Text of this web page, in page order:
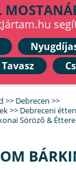
Tavasz
>> Debrecen >>
>> Debreceni
Söröző &